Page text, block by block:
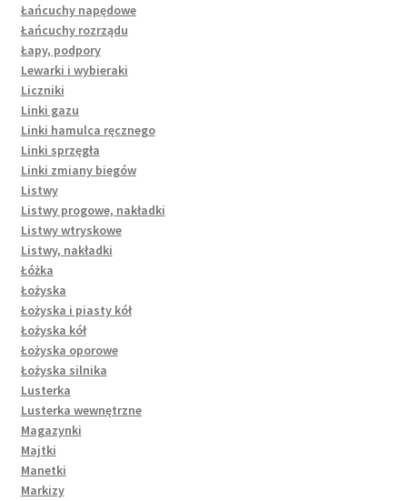
Łańcuchy napędowe
Łańcuchy rozrządu
Łapy, podpory
Lewarki i wybieraki
Liczniki
Linki gazu
Linki hamulca ręcznego
Linki sprzęgła
Linki zmiany biegów
Listwy
Listwy progowe, nakładki
Listwy wtryskowe
Listwy, nakładki
Łóżka
Łożyska
Łożyska i piasty kół
Łożyska kół
Łożyska oporowe
Łożyska silnika
Lusterka
Lusterka wewnętrzne
Magazynki
Majtki
Manetki
Markizy